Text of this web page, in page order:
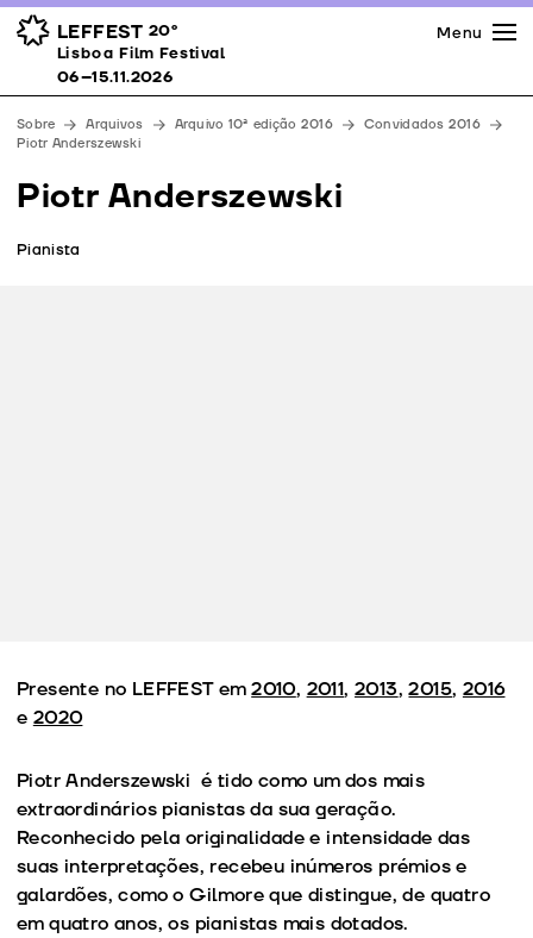
LEFFEST 20º
Lisboa Film Festival 06–15.11.2026
Prémios
Espaços
Apoios
Equipa
Downloads
Contactos
Menu
Lisboa Film Festival
06–15.11.2026
Sobre Arquivos Arquivo 10ª edição 2016
Convidados 2016
Piotr Anderszewski
Piotr Anderszewski
Pianista
Presente no LEFFEST em2010, 2011,2013,2015, 2016
e 2020
Piotr Anderszewski é tido como um dos mais
extraordinários pianistas da sua geração.
Reconhecido pela originalidade e intensidade das
suas interpretações, recebeu inúmeros prémios e
galardões, como o Gilmore que distingue, de quatro
em quatro anos, os pianistas mais dotados.